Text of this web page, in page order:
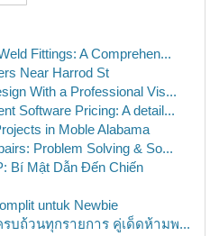
Fittings: A Comprehen...
Near Harrod St
With a Professional Vis...
Software Pricing: A detail...
in Moble Alabama
Problem Solving & So...
Bí Mật Dẫn Đến Chiến
untuk Newbie
บถ้วนทุกรายการ คู่เด็ดห้ามพ...